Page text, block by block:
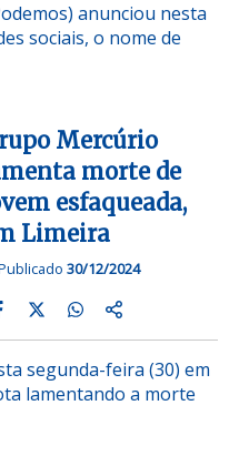
anunciou nesta
sociais, o nome de
Mercúrio
morte de
esfaqueada,
Limeira
30/12/2024
segunda-feira (30) em
lamentando a morte